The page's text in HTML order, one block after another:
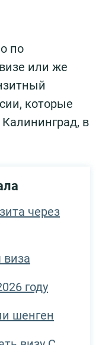
по
или же
которые
в
через
виза
году
шенген